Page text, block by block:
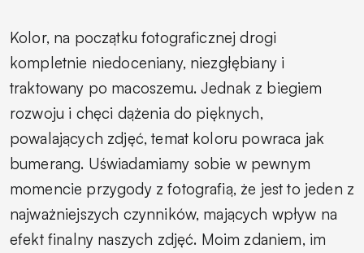
Kolor, na początku fotograficznej drogi
kompletnie niedoceniany, niezgłębiany i
traktowany po macoszemu. Jednak z biegiem
rozwoju i chęci dążenia do pięknych,
powalających zdjęć, temat koloru powraca jak
bumerang. Uświadamiamy sobie w pewnym
momencie przygody z fotografią, że jest to jeden z
najważniejszych czynników, mających wpływ na
efekt finalny naszych zdjęć. Moim zdaniem, im